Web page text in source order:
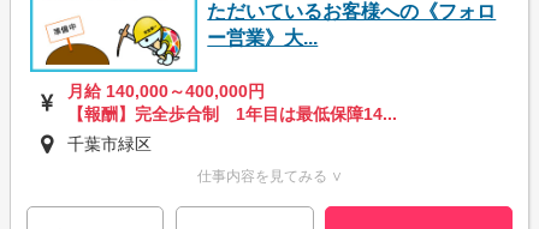
ただいているお客様への《フォロ
ー営業》大...
月給 140,000～400,000円
【報酬】完全歩合制 1年目は最低保障14...
千葉市緑区
仕事内容を見てみる ∨